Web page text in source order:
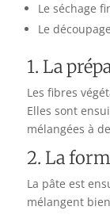
Le séchage
Le
1. La
Les fibres
Elles sont
mélangées à
2. La
La pâte est
mélangent